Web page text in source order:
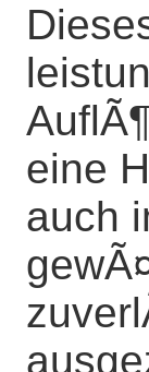
eine
auch